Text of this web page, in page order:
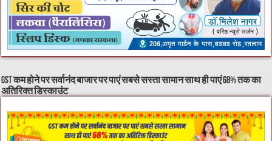
GST कम होने पर सर्वानंद बाजार पर पाएं सबसे सस्ता सामान साथ ही पाएं 68% तक का
अतिरिक्त डिस्काउंट